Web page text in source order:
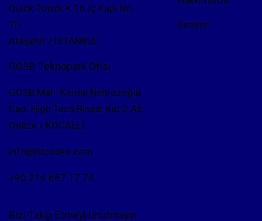
Quick Tower K:16 İç Kapı No:
70
Ataşehir / İSTANBUL
GOSB Teknopark Ofisi
GOSB Mah. Kemal Nehrozoğlu
Cad. High Tech Binası Kat:2 A6
Gebze / KOCAELİ
info@btcodex.com
+90 216 687 17 74
İletişim
Bizi Takip Etmeyi Unutmayın